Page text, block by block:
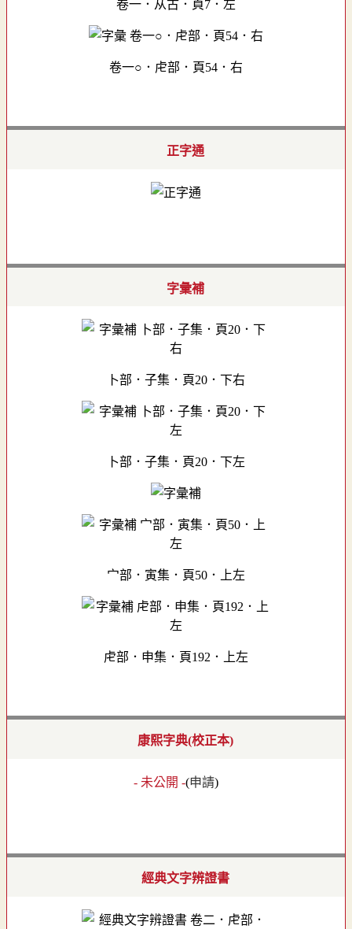
卷一．从古．頁7．左
卷一○．虍部．頁54．右
正字通
字彙補
卜部．子集．頁20．下右
卜部．子集．頁20．下左
宀部．寅集．頁50．上左
虍部．申集．頁192．上左
康熙字典(校正本)
- 未公開 -(申請)
經典文字辨證書